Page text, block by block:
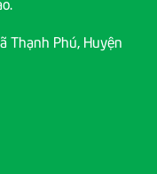
Thạnh Phú, Huyện